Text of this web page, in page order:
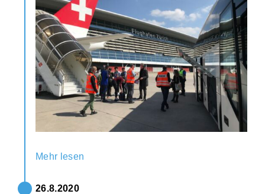
Mehr lesen
26.8.2020